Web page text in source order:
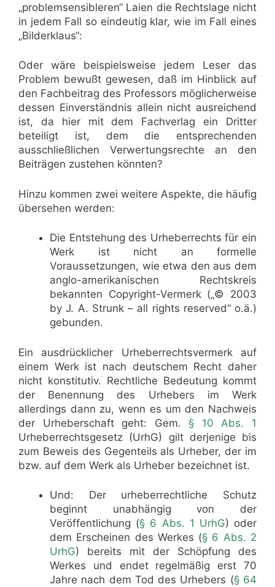
„problemsensibleren“ Laien die Rechtslage nicht
in jedem Fall so eindeutig klar, wie im Fall eines
„Bilderklaus“:
Oder wäre beispielsweise jedem Leser das
Problem bewußt gewesen, daß im Hinblick auf
den Fachbeitrag des Professors möglicherweise
dessen Einverständnis allein nicht ausreichend
ist, da hier mit dem Fachverlag ein Dritter
beteiligt ist, dem die entsprechenden
ausschließlichen Verwertungsrechte an den
Beiträgen zustehen könnten?
Hinzu kommen zwei weitere Aspekte, die häufig
übersehen werden:
Die Entstehung des Urheberrechts für ein
Werk ist nicht an formelle
Voraussetzungen, wie etwa den aus dem
anglo-amerikanischen Rechtskreis
bekannten Copyright-Vermerk („© 2003
by J. A. Strunk – all rights reserved“ o.ä.)
gebunden.
Ein ausdrücklicher Urheberrechtsvermerk auf
einem Werk ist nach deutschem Recht daher
nicht konstitutiv. Rechtliche Bedeutung kommt
der Benennung des Urhebers im Werk
allerdings dann zu, wenn es um den Nachweis
der Urheberschaft geht: Gem. § 10 Abs. 1
Urheberrechtsgesetz (UrhG) gilt derjenige bis
zum Beweis des Gegenteils als Urheber, der im
bzw. auf dem Werk als Urheber bezeichnet ist.
Und: Der urheberrechtliche Schutz
beginnt unabhängig von der
Veröffentlichung (§ 6 Abs. 1 UrhG) oder
dem Erscheinen des Werkes (§ 6 Abs. 2
UrhG) bereits mit der Schöpfung des
Werkes und endet regelmäßig erst 70
Jahre nach dem Tod des Urhebers (§ 64